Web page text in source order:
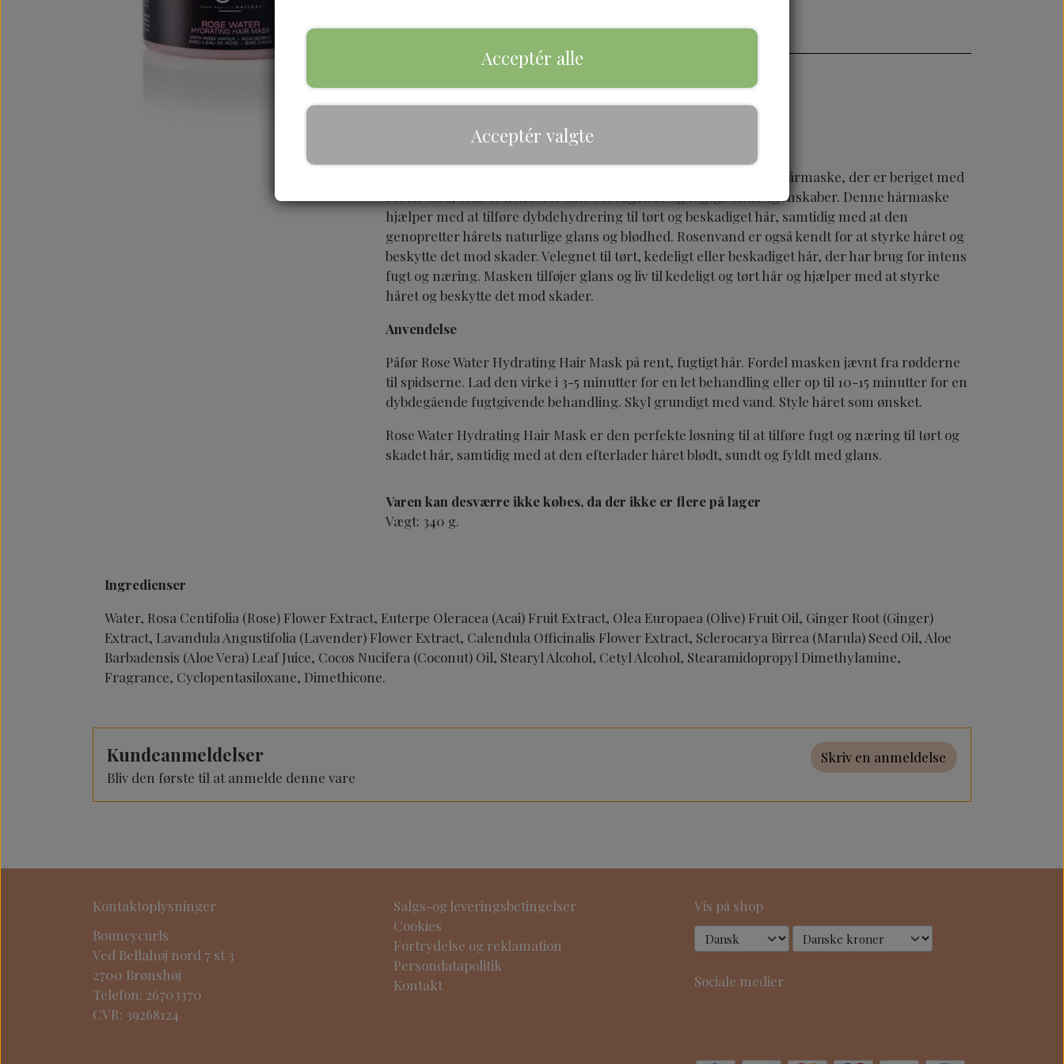
TGIN
Rose Water Hydrating Hair Mask er en nærende og fugtgivende hårmaske, der er beriget med
rosenvand, som er kendt for sine beroligende og fugtgivende egenskaber. Denne hårmaske
hjælper med at tilføre dybdehydrering til tørt og beskadiget hår, samtidig med at den
genopretter hårets naturlige glans og blødhed. Rosenvand er også kendt for at styrke håret og
beskytte det mod skader. Velegnet til tørt, kedeligt eller beskadiget hår, der har brug for intens
fugt og næring. Masken tilføjer glans og liv til kedeligt og tørt hår og hjælper med at styrke
håret og beskytte det mod skader.
Anvendelse
Påfør Rose Water Hydrating Hair Mask på rent, fugtigt hår. Fordel masken jævnt fra rødderne
til spidserne. Lad den virke i 3-5 minutter for en let behandling eller op til 10-15 minutter for en
dybdegående fugtgivende behandling. Skyl grundigt med vand. Style håret som ønsket.
Rose Water Hydrating Hair Mask er den perfekte løsning til at tilføre fugt og næring til tørt og
skadet hår, samtidig med at den efterlader håret blødt, sundt og fyldt med glans.
Varen kan desværre ikke købes, da der ikke er flere på lager
Vægt: 340 g.
Ingredienser
Water, Rosa Centifolia (Rose) Flower Extract, Euterpe Oleracea (Acai) Fruit Extract, Olea Europaea (Olive) Fruit Oil, Ginger Root (Ginger)
Extract, Lavandula Angustifolia (Lavender) Flower Extract, Calendula Officinalis Flower Extract, Sclerocarya Birrea (Marula) Seed Oil, Aloe
Barbadensis (Aloe Vera) Leaf Juice, Cocos Nucifera (Coconut) Oil, Stearyl Alcohol, Cetyl Alcohol, Stearamidopropyl Dimethylamine,
Fragrance, Cyclopentasiloxane, Dimethicone.
Skriv en anmeldelse
Kundeanmeldelser
Bliv den første til at anmelde denne vare
Kontaktoplysninger
Bouncycurls
Ved Bellahøj nord 7 st 3
2700 Brønshøj
Telefon: 26703370
CVR: 39268124
Salgs-og leveringsbetingelser
Cookies
Fortrydelse og reklamation
Persondatapolitik
Kontakt
Vis på shop
Sociale medier
Acceptér alle
Acceptér valgte